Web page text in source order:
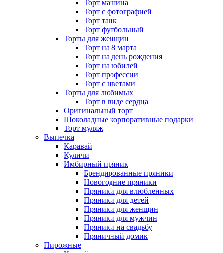
Торт машина
Торт с фотографией
Торт танк
Торт футбольный
Торты для женщин
Торт на 8 марта
Торт на день рождения
Торт на юбилей
Торт профессии
Торт с цветами
Торты для любимых
Торт в виде сердца
Оригинальный торт
Шоколадные корпоративные подарки
Торт муляж
Выпечка
Каравай
Куличи
Имбирный пряник
Брендированные пряники
Новогодние пряники
Пряники для влюбленных
Пряники для детей
Пряники для женщин
Пряники для мужчин
Пряники на свадьбу
Пряничный домик
Пирожные